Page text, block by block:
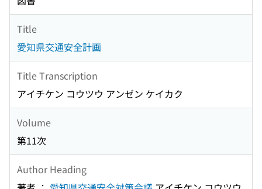
Title
愛知県交通安全計画
Title Transcription
アイチケン コウツウ アンゼン ケイカク
Volume
第11次
Author Heading